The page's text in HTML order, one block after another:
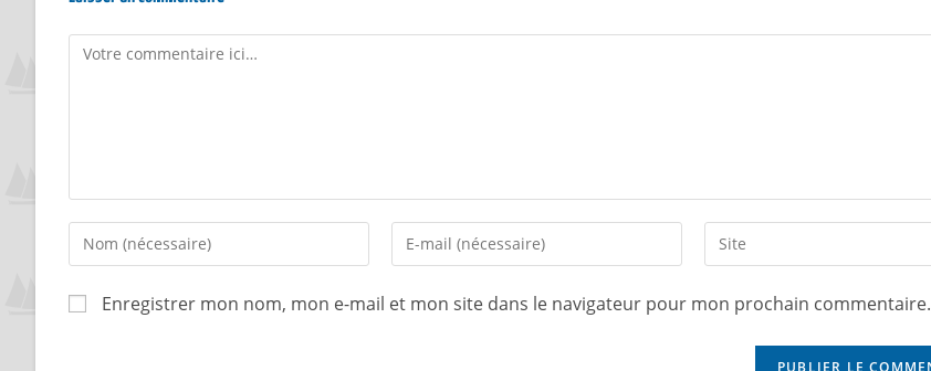
Enregistrer mon nom, mon e-mail et mon site dans le navigateur pour mon prochain commentaire.